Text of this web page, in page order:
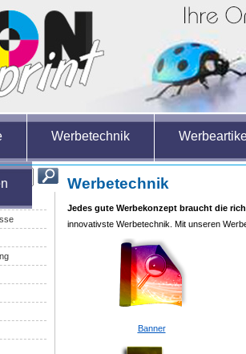
Werbetechnik
Werbetechnik
Jedes gute Werbekonzept braucht die
innovativste Werbetechnik. Mit unseren
Banner